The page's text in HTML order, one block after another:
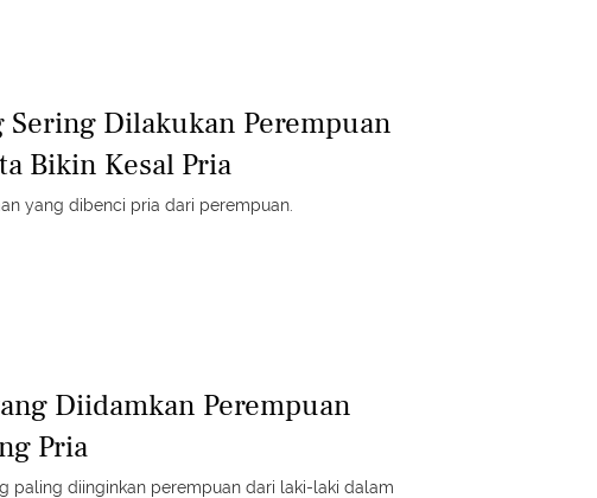
Sering Dilakukan Perempuan
Bikin Kesal Pria
yang dibenci pria dari perempuan.
Diidamkan Perempuan
Pria
paling diinginkan perempuan dari laki-laki dalam